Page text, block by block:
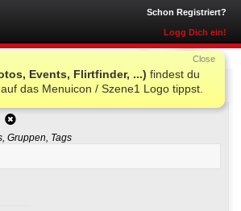
Schon Registriert?
Logg Dich ein!
Events, Flirtfinder, ...) findest du
das Menuicon / Szene1 Logo tippst.
Close
Gruppen, Tags